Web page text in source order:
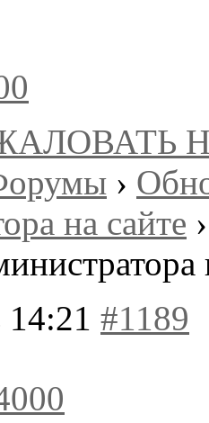
›
на сайте ›
#1189